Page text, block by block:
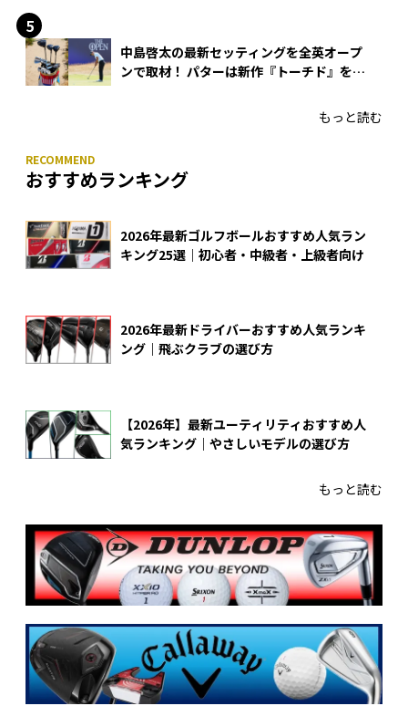
中島啓太の最新セッティングを全英オープ
ンで取材！ パターは新作『トーチド』を投
もっと読む
おすすめランキング
2026年最新ゴルフボールおすすめ人気ラン
キング25選｜初心者・中級者・上級者向け
2026年最新ドライバーおすすめ人気ランキ
ング｜飛ぶクラブの選び方
【2026年】最新ユーティリティおすすめ人
気ランキング｜やさしいモデルの選び方
もっと読む